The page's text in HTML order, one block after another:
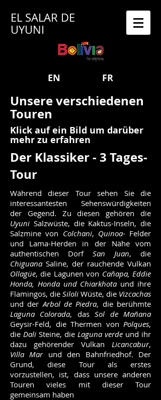
EL SALAR DE
UYUNI
Unsere verschiedenen
Touren
Klick auf ein Bild um darüber
mehr zu erfahren
Der Klassiker - 3 Tages-
Tour
Während dieser Tour sehen Sie die
interessantesten Sehenswürdigkeiten
der Gegend. Zu diesen gehören die
Uyuni Salzwüste, die Kaktus-Inseln, die
Salzmine von Colchani, Quinoa- Felder
und Lama-Herden in der Nähe vom
authentischen Dorf San Juan, die
ChiguanaSaline, der rauchende Vulkan
Ollagüe, die Lagunen von Cañapa, Eddie
Honda, Honda und Chiarkhotaund ihre
Flamingos, die Siloli Wüste, die Vizcachas
und derArbol de Piedra, die berühmte
Laguna Colorada, dasSol de Mañana
Geysir-Feld, die Thermen von Polques,
die Dali Steine, die Laguna verde und ihr
dazu gehörender Vulkan Licancabur,
Villa Marund den Bahnfriedhof. Der
Grund, diese Tour als erstes
vorzustellen, ist, dass unsere anderen
Touren vieles mit dieser Tour
gemeinsam haben
EN FR